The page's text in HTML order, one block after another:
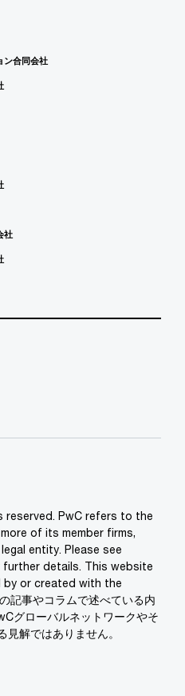
ン合同会社
社
reserved. PwC refers to the
of its member firms,
entity. Please see
details. This website
or created with the
記事やコラムで述べている内
グローバルネットワークやそ
解ではありません。